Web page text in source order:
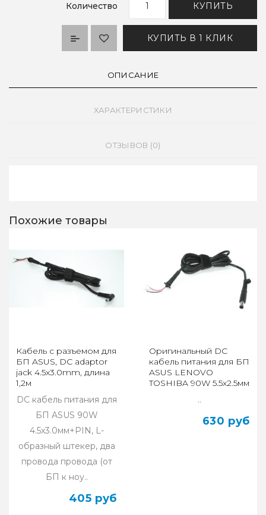
Количество КУПИТЬ
КУПИТЬ В 1 КЛИК
ОПИСАНИЕ
ХАРАКТЕРИСТИКИ
ОТЗЫВОВ (0)
Похожие товары
Кабель с разъемом для
БП ASUS, DC adaptor
jack 4.5x3.0mm, длина
1,2м
DC кабель питания для
БП ASUS 90W
4.5x3.0мм+PIN, L-
образный штекер, два
провода провода (от
БП к ноу..
405 руб
Оригинальный DC
кабель питания для БП
ASUS LENOVO
TOSHIBA 90W 5.5x2.5мм
..
630 руб